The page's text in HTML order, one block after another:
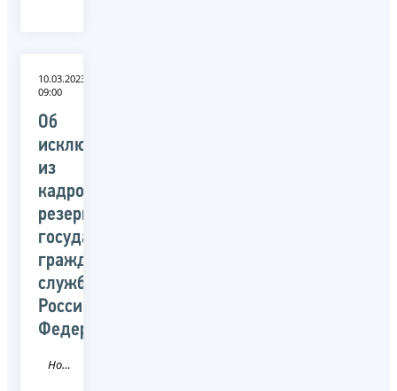
10.03.2023
09:00
Об
исключении
из
кадрового
резерва
государственной
гражданской
службы
Российской
Федерации
Новость